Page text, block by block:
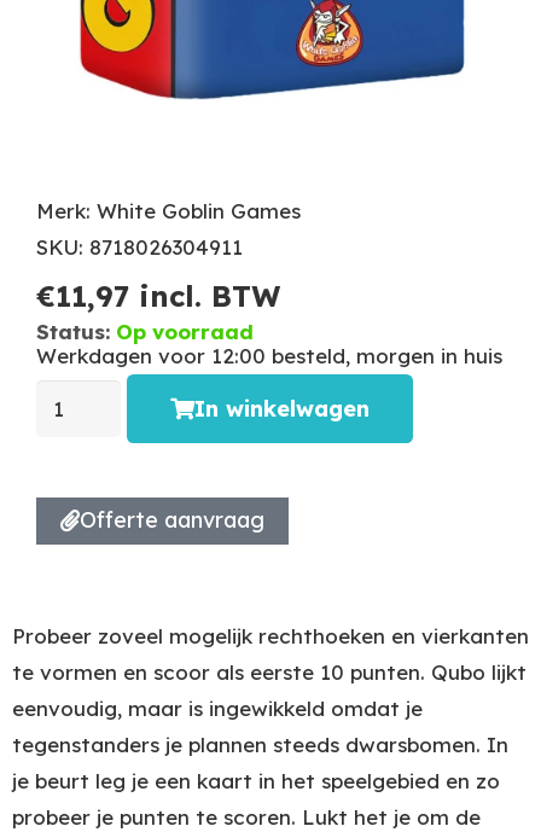
Merk: White Goblin Games
SKU: 8718026304911
€11,97 incl. BTW
Status: Op voorraad
Werkdagen voor 12:00 besteld, morgen in huis
In winkelwagen
Offerte aanvraag
Probeer zoveel mogelijk rechthoeken en vierkanten
te vormen en scoor als eerste 10 punten. Qubo lijkt
eenvoudig, maar is ingewikkeld omdat je
tegenstanders je plannen steeds dwarsbomen. In
je beurt leg je een kaart in het speelgebied en zo
probeer je punten te scoren. Lukt het je om de